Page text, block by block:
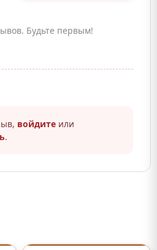
Будьте первым!
войдите или
.